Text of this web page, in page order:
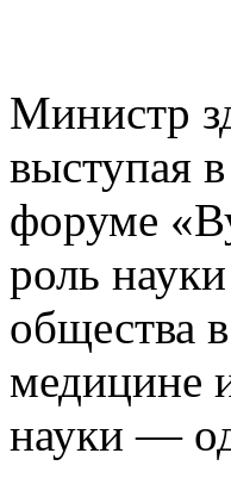
Министр
выступая
форуме
роль
общества
медицине
науки —